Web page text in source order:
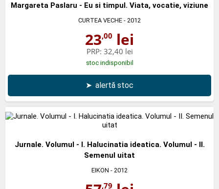
Margareta Paslaru - Eu si timpul. Viata, vocatie, viziune
CURTEA VECHE - 2012
23,00 lei
PRP: 32,40 lei
stoc indisponibil
➤ alertă stoc
Jurnale. Volumul - I. Halucinatia ideatica. Volumul - II.
Semenul uitat
EIKON - 2012
,79